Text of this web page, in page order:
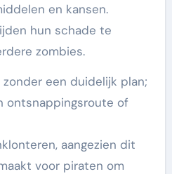
en kansen.
hun schade te
zombies.
een duidelijk plan;
ontsnappingsroute of
aangezien dit
voor piraten om